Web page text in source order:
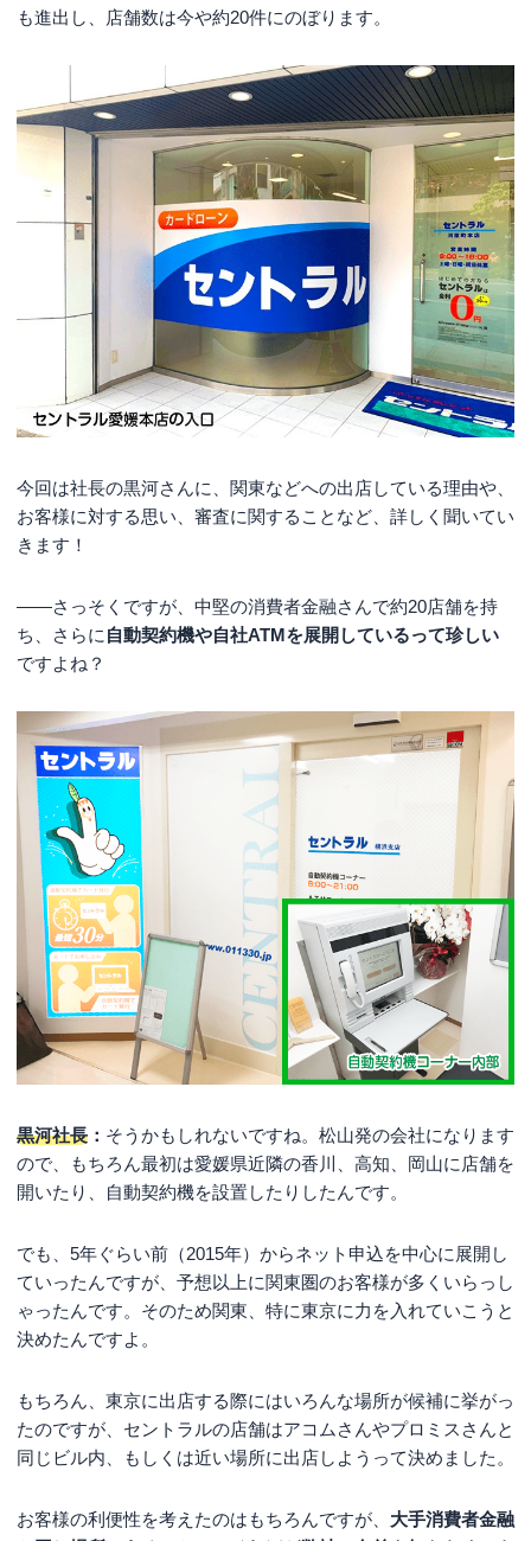
も進出し、店舗数は今や約20件にのぼります。
今回は社長の黒河さんに、関東などへの出店している理由や、
お客様に対する思い、審査に関することなど、詳しく聞いてい
きます！
――さっそくですが、中堅の消費者金融さんで約20店舗を持
ち、さらに 自動契約機や自社ATMを展開しているって珍しい
ですよね？
黒河社長 ： そうかもしれないですね。松山発の会社になります
ので、もちろん最初は愛媛県近隣の香川、高知、岡山に店舗を
開いたり、自動契約機を設置したりしたんです。
でも、5年ぐらい前（2015年）からネット申込を中心に展開し
ていったんですが、予想以上に関東圏のお客様が多くいらっし
ゃったんです。そのため関東、特に東京に力を入れていこうと
決めたんですよ。
もちろん、東京に出店する際にはいろんな場所が候補に挙がっ
たのですが、セントラルの店舗はアコムさんやプロミスさんと
同じビル内、もしくは近い場所に出店しようって決めました。
お客様の利便性を考えたのはもちろんですが、 大手消費者金融